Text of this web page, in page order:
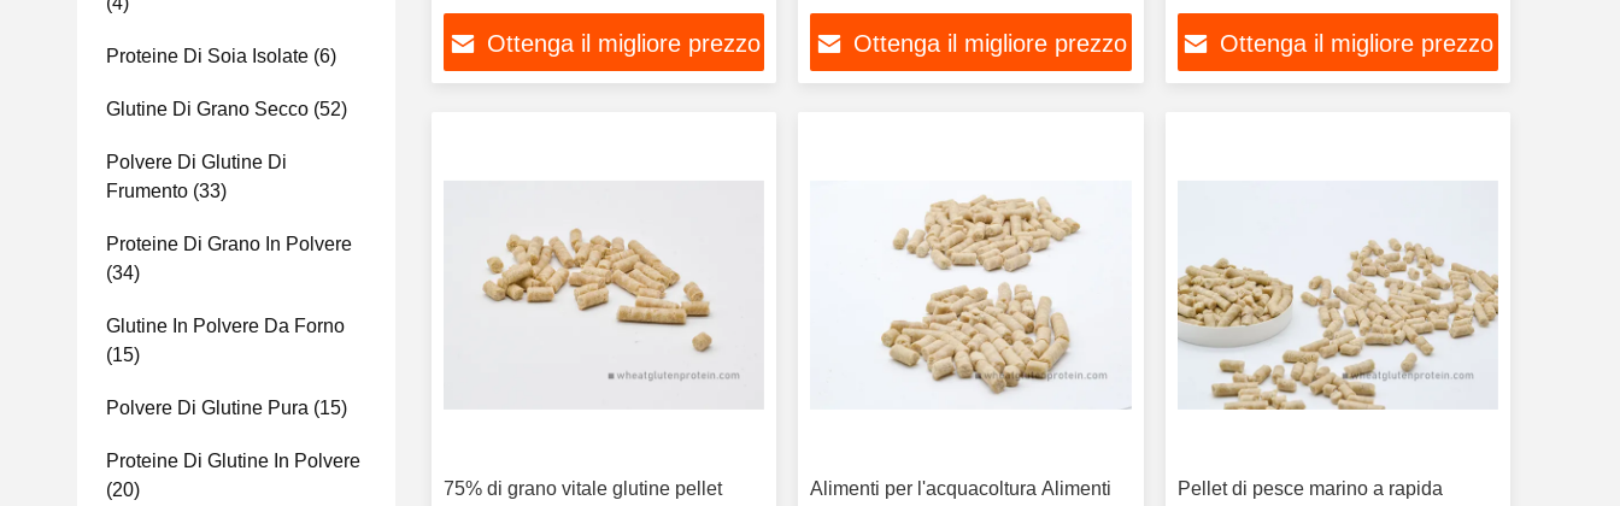
Proteine Di Soia Isolate (6)
Glutine Di Grano Secco (52)
Polvere Di Glutine Di
Frumento (33)
Proteine Di Grano In Polvere
(34)
Glutine In Polvere Da Forno
(15)
Polvere Di Glutine Pura (15)
Proteine Di Glutine In Polvere
(20)
domestici
Ottenga il migliore prezzo
additivi per mangimi per acquacoltura
Ottenga il migliore prezzo Ottenga il migliore prezzo
75% di grano vitale glutine pellet
Alimenti per l'acquacoltura Alimenti
Pellet di pesce marino a rapida